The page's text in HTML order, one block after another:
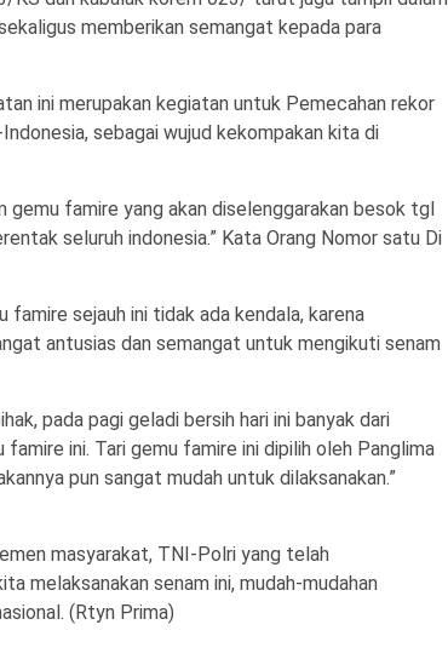
memberikan semangat kepada para
ini merupakan kegiatan untuk Pemecahan rekor
sebagai wujud kekompakan kita di
gemu famire yang akan diselenggarakan besok tgl
seluruh indonesia.” Kata Orang Nomor satu Di
sejauh ini tidak ada kendala, karena
antusias dan semangat untuk mengikuti senam
pada pagi geladi bersih hari ini banyak dari
ini. Tari gemu famire ini dipilih oleh Panglima
pun sangat mudah untuk dilaksanakan.”
masyarakat, TNI-Polri yang telah
melaksanakan senam ini, mudah-mudahan
(Rtyn Prima)